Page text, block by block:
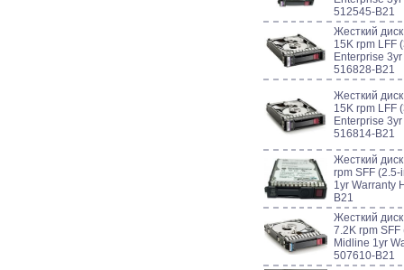
512545-B21
Жесткий
15K rpm LFF
Enterprise
516828-B21
Жесткий
15K rpm LFF
Enterprise
516814-B21
Жесткий
rpm SFF
1yr Warranty
B21
Жесткий
7.2K rpm
Midline 1yr
507610-B21